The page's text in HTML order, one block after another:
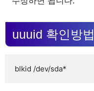
uuuid 확인방법
blkid /dev/sda*